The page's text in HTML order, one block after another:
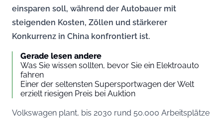
einsparen soll, während der Autobauer mit
steigenden Kosten, Zöllen und stärkerer
Konkurrenz in China konfrontiert ist.
Gerade lesen andere
Was Sie wissen sollten, bevor Sie ein Elektroauto
fahren
Einer der seltensten Supersportwagen der Welt
erzielt riesigen Preis bei Auktion
Volkswagen plant, bis 2030 rund 50.000 Arbeitsplätze